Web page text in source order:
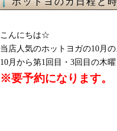
こんにちは☆
当店人気のホットヨガの10月
10月から第1回目・3回目の木
※要予約になります。